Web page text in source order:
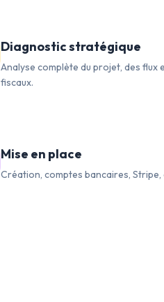
Diagnostic stratégique
Analyse complète du projet, des flux
fiscaux.
Mise en place
Création, comptes bancaires,